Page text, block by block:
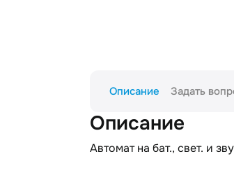
Описание Задать
Описание
Автомат на бат., свет. и